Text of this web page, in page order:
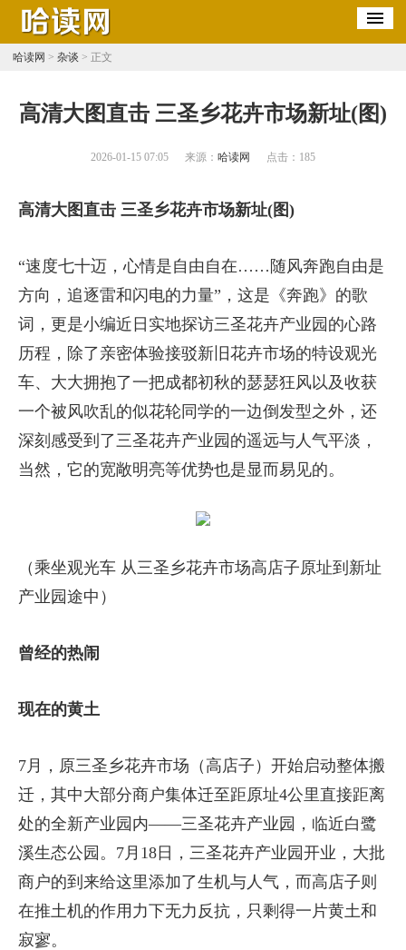
哈读网 > 杂谈 > 正文
​高清大图直击 三圣乡花卉市场新址(图)
2026-01-15 07:05 来源： 哈读网 点击： 185
高清大图直击 三圣乡花卉市场新址(图)
“速度七十迈，心情是自由自在……随风奔跑自由是
方向，追逐雷和闪电的力量”，这是《奔跑》的歌
词，更是小编近日实地探访三圣花卉产业园的心路
历程，除了亲密体验接驳新旧花卉市场的特设观光
车、大大拥抱了一把成都初秋的瑟瑟狂风以及收获
一个被风吹乱的似花轮同学的一边倒发型之外，还
深刻感受到了三圣花卉产业园的遥远与人气平淡，
当然，它的宽敞明亮等优势也是显而易见的。
（乘坐观光车 从三圣乡花卉市场高店子原址到新址
产业园途中）
曾经的热闹
现在的黄土
7月，原三圣乡花卉市场（高店子）开始启动整体搬
迁，其中大部分商户集体迁至距原址4公里直接距离
处的全新产业园内——三圣花卉产业园，临近白鹭
溪生态公园。7月18日，三圣花卉产业园开业，大批
商户的到来给这里添加了生机与人气，而高店子则
在推土机的作用力下无力反抗，只剩得一片黄土和
寂寥。